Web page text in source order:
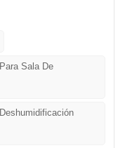
que a menudo se
con sus
de última
vapor de agua
puede causar
en el equipo.
Sala De